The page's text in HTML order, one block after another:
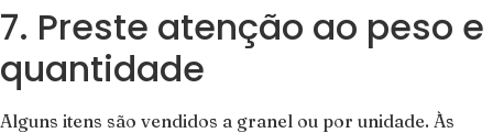
7. Preste atenção ao peso e
quantidade
Alguns itens são vendidos a granel ou por unidade. Às